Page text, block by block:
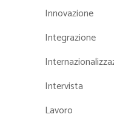
Innovazione
Integrazione
Intervista
Lavoro